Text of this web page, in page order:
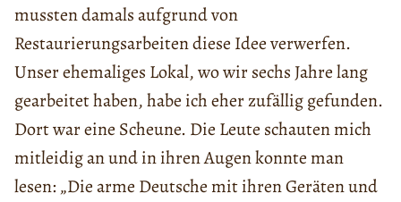
mussten damals aufgrund von
Restaurierungsarbeiten diese Idee verwerfen.
Unser ehemaliges Lokal, wo wir sechs Jahre lang
gearbeitet haben, habe ich eher zufällig gefunden.
Dort war eine Scheune. Die Leute schauten mich
mitleidig an und in ihren Augen konnte man
lesen: „Die arme Deutsche mit ihren Geräten und